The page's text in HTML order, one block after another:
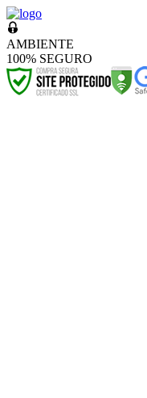
AMBIENTE
100% SEGURO